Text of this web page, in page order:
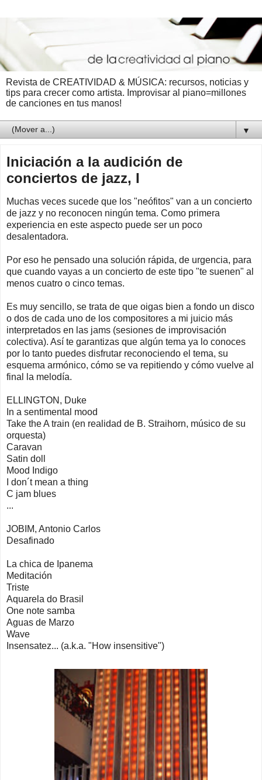
Revista de CREATIVIDAD & MÚSICA: recursos, noticias y
tips para crecer como artista. Improvisar al piano=millones
de canciones en tus manos!
▼
Iniciación a la audición de
conciertos de jazz, I
Muchas veces sucede que los "neófitos" van a un concierto
de jazz y no reconocen ningún tema. Como primera
experiencia en este aspecto puede ser un poco
desalentadora.
Por eso he pensado una solución rápida, de urgencia, para
que cuando vayas a un concierto de este tipo "te suenen" al
menos cuatro o cinco temas.
Es muy sencillo, se trata de que oigas bien a fondo un disco
o dos de cada uno de los compositores a mi juicio más
interpretados en las jams (sesiones de improvisación
colectiva). Así te garantizas que algún tema ya lo conoces
por lo tanto puedes disfrutar reconociendo el tema, su
esquema armónico, cómo se va repitiendo y cómo vuelve al
final la melodía.
ELLINGTON, Duke
In a sentimental mood
Take the A train (en realidad de B. Straihorn, músico de su
orquesta)
Caravan
Satin doll
Mood Indigo
I don´t mean a thing
C jam blues
...
JOBIM, Antonio Carlos
Desafinado
La chica de Ipanema
Meditación
Triste
Aquarela do Brasil
One note samba
Aguas de Marzo
Wave
Insensatez... (a.k.a. "How insensitive")